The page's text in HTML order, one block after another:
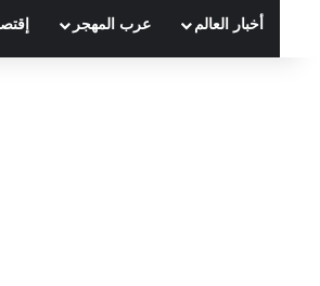
أخبار العالم عرب المهجر